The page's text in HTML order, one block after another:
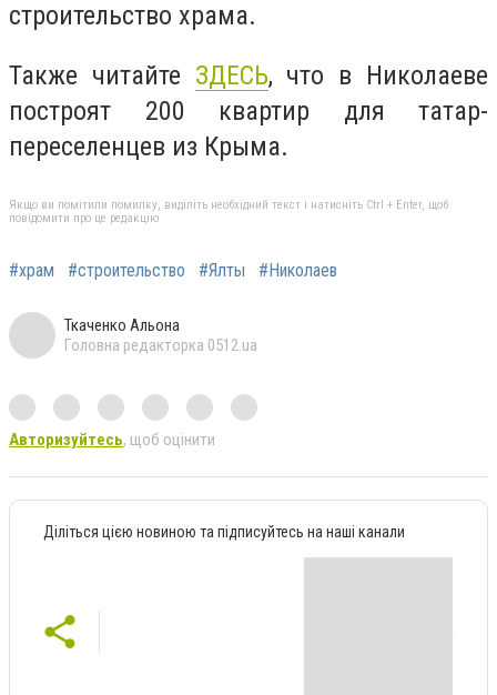
строительство храма.
Также читайте ЗДЕСЬ, что в Николаеве
построят 200 квартир для татар-
переселенцев из Крыма.
Якщо ви помітили помилку, виділіть необхідний текст і натисніть Ctrl + Enter, щоб
повідомити про це редакцію
#храм #строительство #Ялты #Николаев
Ткаченко Альона
Головна редакторка 0512.ua
Авторизуйтесь, щоб оцінити
Діліться цією новиною та підписуйтесь на наші канали